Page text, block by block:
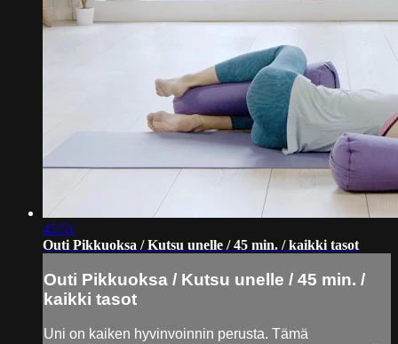
45:51
Outi Pikkuoksa / Kutsu unelle / 45 min. / kaikki tasot
Outi Pikkuoksa / Kutsu unelle / 45 min. /
kaikki tasot
Uni on kaiken hyvinvoinnin perusta. Tämä